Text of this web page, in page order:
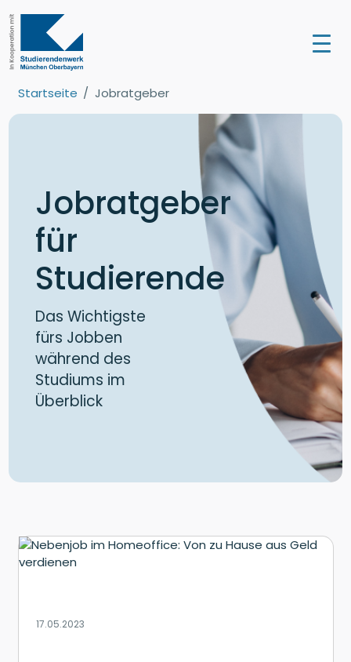
Startseite Jobratgeber
Jobratgeber
für
Studierende
Das Wichtigste
fürs Jobben
während des
Studiums im
Überblick
17.05.2023